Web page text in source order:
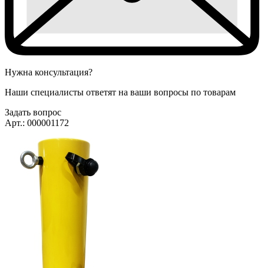
Нужна консультация?
Наши специалисты ответят на ваши вопросы по товарам
Задать вопрос
Арт.: 000001172